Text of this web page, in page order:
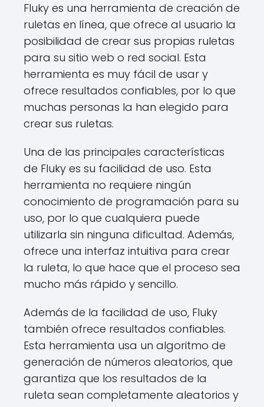
Fluky es una herramienta de creación de
ruletas en línea, que ofrece al usuario la
posibilidad de crear sus propias ruletas
para su sitio web o red social. Esta
herramienta es muy fácil de usar y
ofrece resultados confiables, por lo que
muchas personas la han elegido para
crear sus ruletas.
Una de las principales características
de Fluky es su facilidad de uso. Esta
herramienta no requiere ningún
conocimiento de programación para su
uso, por lo que cualquiera puede
utilizarla sin ninguna dificultad. Además,
ofrece una interfaz intuitiva para crear
la ruleta, lo que hace que el proceso sea
mucho más rápido y sencillo.
Además de la facilidad de uso, Fluky
también ofrece resultados confiables.
Esta herramienta usa un algoritmo de
generación de números aleatorios, que
garantiza que los resultados de la
ruleta sean completamente aleatorios y